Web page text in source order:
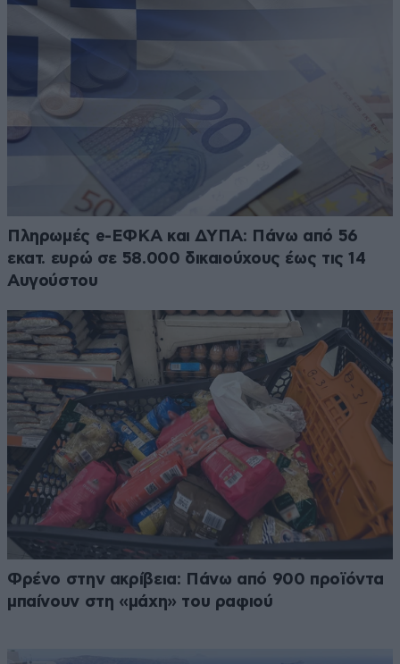
Πληρωμές e-ΕΦΚΑ και ΔΥΠΑ: Πάνω από 56
εκατ. ευρώ σε 58.000 δικαιούχους έως τις 14
Αυγούστου
Φρένο στην ακρίβεια: Πάνω από 900 προϊόντα
μπαίνουν στη «μάχη» του ραφιού